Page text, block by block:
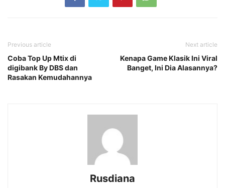
Previous article
Coba Top Up Mtix di
digibank By DBS dan
Rasakan Kemudahannya
Next article
Kenapa Game Klasik Ini Viral
Banget, Ini Dia Alasannya?
Rusdiana